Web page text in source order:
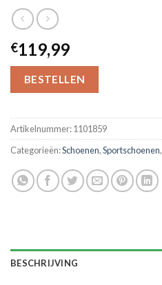
€119,99
BESTELLEN
Artikelnummer:1101859
Categorieën:Schoenen,Sportschoenen,
BESCHRIJVING